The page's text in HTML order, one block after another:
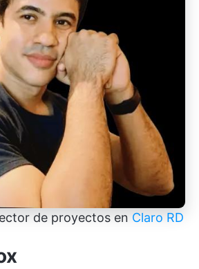
de proyectos en Claro RD